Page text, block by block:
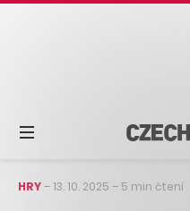
HRY–13. 10. 2025 – 5 min čtení